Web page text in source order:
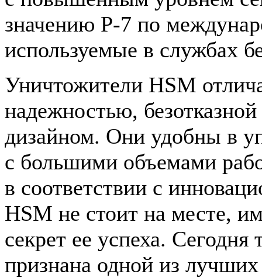
значению P-7 по
используемые в службах
Уничтожители HSM
надежностью,
дизайном. Они удобны в
с большими объемами
в соответствии с
HSM не стоит на месте,
секрет ее успеха.
признана одной из